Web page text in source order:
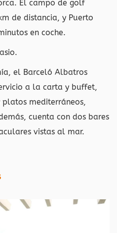
El campo de golf
de distancia, y Puerto
en coche.
el Barceló Albatros
a la carta y buffet,
mediterráneos,
cuenta con dos bares
vistas al mar.